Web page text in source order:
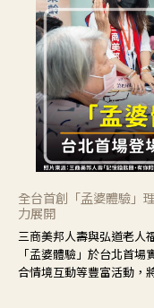
全台首創「孟婆體驗」
力展開
三商美邦人壽與弘道老人
「孟婆體驗」於台北首
合情境互動等豐富活動，